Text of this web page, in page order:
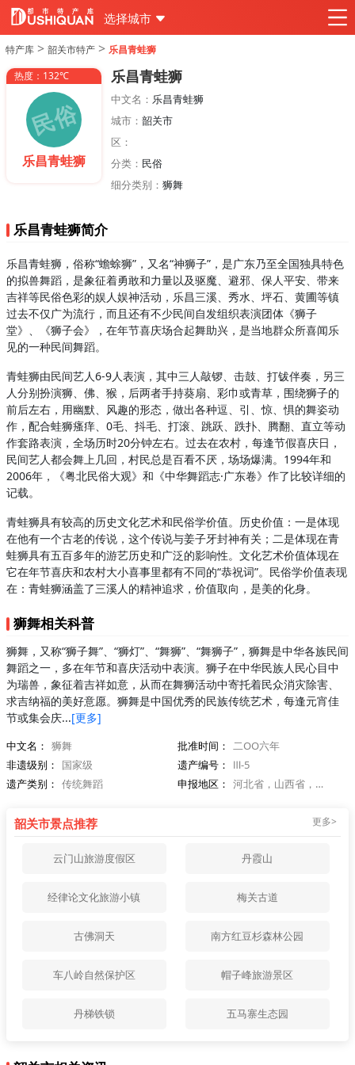
选择城市
特产库 > 韶关市特产 > 乐昌青蛙狮
热度：132℃
乐昌青蛙狮
乐昌青蛙狮
中文名： 乐昌青蛙狮
城市： 韶关市
区：
分类： 民俗
细分类别： 狮舞
乐昌青蛙狮简介
乐昌青蛙狮，俗称“蟾蜍狮”，又名“神狮子”，是广东乃至全国独具特色
的拟兽舞蹈，是象征着勇敢和力量以及驱魔、避邪、保人平安、带来
吉祥等民俗色彩的娱人娱神活动，乐昌三溪、秀水、坪石、黄圃等镇
过去不仅广为流行，而且还有不少民间自发组织表演团体《狮子
堂》、《狮子会》，在年节喜庆场合起舞助兴，是当地群众所喜闻乐
见的一种民间舞蹈。
青蛙狮由民间艺人6-9人表演，其中三人敲锣、击鼓、打钹伴奏，另三
人分别扮演狮、佛、猴，后两者手持葵扇、彩巾或青草，围绕狮子的
前后左右，用幽默、风趣的形态，做出各种逗、引、惊、惧的舞姿动
作，配合蛙狮瘙痒、0毛、抖毛、打滚、跳跃、跌扑、腾翻、直立等动
作套路表演，全场历时20分钟左右。过去在农村，每逢节假喜庆日，
民间艺人都会舞上几回，村民总是百看不厌，场场爆满。1994年和
2006年，《粤北民俗大观》和《中华舞蹈志·广东卷》作了比较详细的
记载。
青蛙狮具有较高的历史文化艺术和民俗学价值。历史价值：一是体现
在他有一个古老的传说，这个传说与姜子牙封神有关；二是体现在青
蛙狮具有五百多年的游艺历史和广泛的影响性。文化艺术价值体现在
它在年节喜庆和农村大小喜事里都有不同的“恭祝词”。民俗学价值表现
在：青蛙狮涵盖了三溪人的精神追求，价值取向，是美的化身。
狮舞相关科普
狮舞，又称“狮子舞”、“狮灯”、“舞狮”、“舞狮子”，狮舞是中华各族民间
舞蹈之一，多在年节和喜庆活动中表演。狮子在中华民族人民心目中
为瑞兽，象征着吉祥如意，从而在舞狮活动中寄托着民众消灾除害、
求吉纳福的美好意愿。狮舞是中国优秀的民族传统艺术，每逢元宵佳
节或集会庆...[更多]
中文名： 狮舞 批准时间： 二OO六年
非遗级别：
国家级 遗产编号：
Ⅲ-5
遗产类别： 传统舞蹈 申报地区： 河北省，山西省，浙江省，广东省
韶关市景点推荐 更多>
云门山旅游度假区 丹霞山
经律论文化旅游小镇 梅关古道
古佛洞天 南方红豆杉森林公园
车八岭自然保护区 帽子峰旅游景区
丹梯铁锁 五马寨生态园